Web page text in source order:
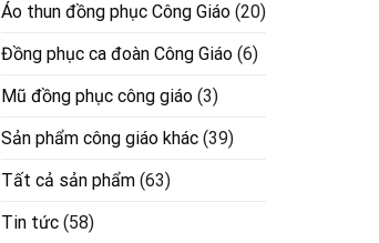
Áo thun đồng phục Công Giáo (20)
Đồng phục ca đoàn Công Giáo (6)
Mũ đồng phục công giáo (3)
Sản phẩm công giáo khác (39)
Tất cả sản phẩm (63)
Tin tức (58)